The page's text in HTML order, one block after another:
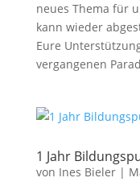
neues Thema für
kann wieder
Eure
vergangenen
1 Jahr
von Ines Bieler|